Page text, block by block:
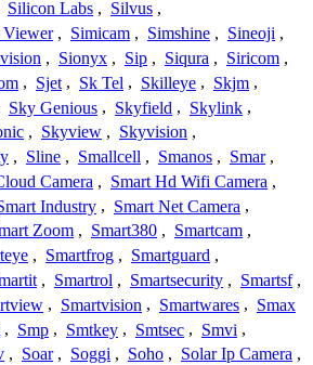
Silicon Labs , Silvus ,
Viewer , Simicam , Simshine , Sineoji ,
, Sionyx , Sip , Siqura , Siricom ,
, Sjet , Sk Tel , Skilleye , Skjm ,
Sky Genious , Skyfield , Skylink ,
, Skyview , Skyvision ,
, Sline , Smallcell , Smanos , Smar ,
Camera , Smart Hd Wifi Camera ,
Industry , Smart Net Camera ,
Zoom , Smart380 , Smartcam ,
, Smartfrog , Smartguard ,
, Smartrol , Smartsecurity , Smartsf ,
, Smartvision , Smartwares , Smax
, Smp , Smtkey , Smtsec , Smvi ,
, Soar , Soggi , Soho , Solar Ip Camera ,